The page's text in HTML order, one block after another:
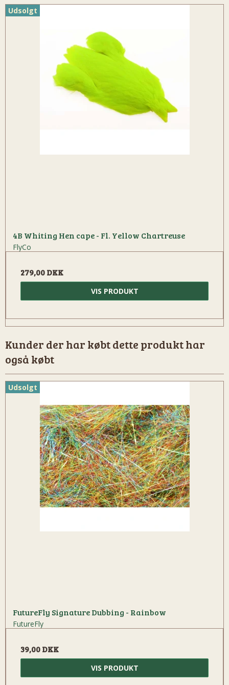
Udsolgt
4B Whiting Hen cape - Fl. Yellow Chartreuse
FlyCo
279,00 DKK
VIS PRODUKT
Kunder der har købt dette produkt har
også købt
Udsolgt
FutureFly Signature Dubbing - Rainbow
FutureFly
39,00 DKK
VIS PRODUKT